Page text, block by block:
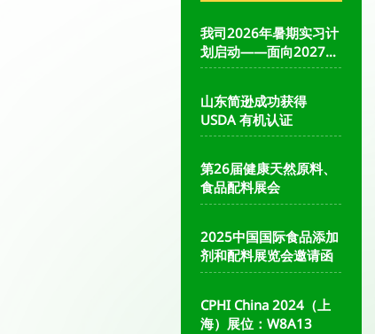
我司2026年暑期实习计
划启动——面向2027届
本科毕业生
山东简逊成功获得
USDA 有机认证
第26届健康天然原料、
食品配料展会
2025中国国际食品添加
剂和配料展览会邀请函
CPHI China 2024（上
海）展位：W8A13